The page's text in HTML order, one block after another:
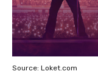
Source: Loket.com